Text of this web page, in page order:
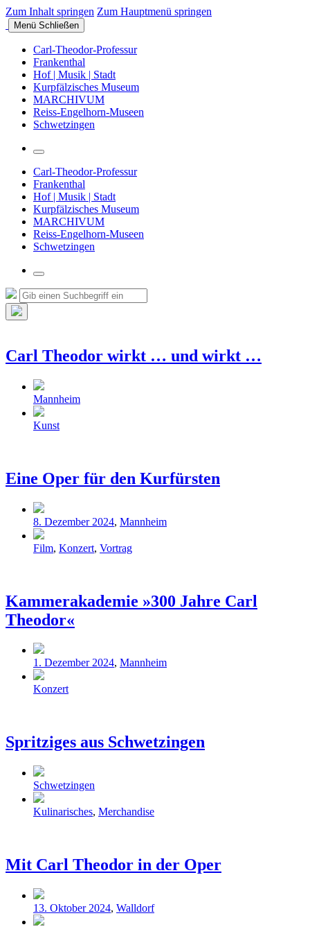
Zum Inhalt springen Zum Hauptmenü springen
Menü Schließen
Carl-Theodor-Professur
Frankenthal
Hof | Musik | Stadt
Kurpfälzisches Museum
MARCHIVUM
Reiss-Engelhorn-Museen
Schwetzingen
Suchfeld
umschalten
Carl-Theodor-Professur
Frankenthal
Hof | Musik | Stadt
Kurpfälzisches Museum
MARCHIVUM
Reiss-Engelhorn-Museen
Schwetzingen
Suchfeld
umschalten
Suche
nach:
Suchen
Such-
Carl Theodor wirkt … und wirkt …
Veröffentlicht
in
Mannheim
Schlagwörter
Kunst
Eine Oper für den Kurfürsten
Veröffentlicht
in
8. Dezember 2024, Mannheim
Schlagwörter
Film, Konzert, Vortrag
Kammerakademie »300 Jahre Carl
Theodor«
Veröffentlicht
in
1. Dezember 2024, Mannheim
Schlagwörter
Konzert
Spritziges aus Schwetzingen
Veröffentlicht
in
Schwetzingen
Schlagwörter
Kulinarisches, Merchandise
Mit Carl Theodor in der Oper
Veröffentlicht
in
13. Oktober 2024, Walldorf